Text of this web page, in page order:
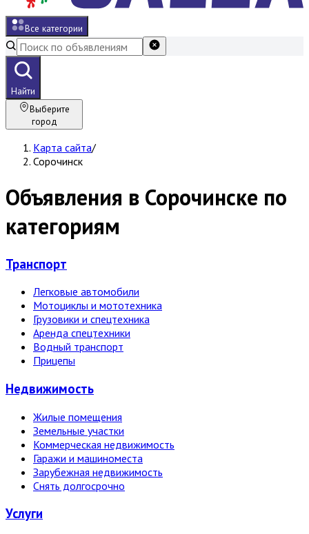
Все категории
Найти
Выберите
город
Карта сайта/
Сорочинск
Объявления в Сорочинске по
категориям
Транспорт
Легковые автомобили
Мотоциклы и мототехника
Грузовики и спецтехника
Аренда спецтехники
Водный транспорт
Прицепы
Недвижи­мость
Жилые помещения
Земельные участки
Коммерческая недвижимость
Гаражи и машиноместа
Зарубежная недвижимость
Снять долгосрочно
Услуги